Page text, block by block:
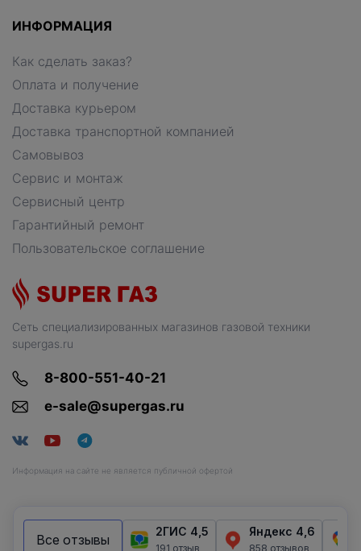
Сеть специализированных магазинов газовой техники
supergas.ru
8-800-551-40-21
e-sale@supergas.ru
Информация на сайте не является публичной офертой
ИНФОРМАЦИЯ
Как сделать заказ?
Оплата и получение
Доставка курьером
Доставка транспортной компанией
Самовывоз
Сервис и монтаж
Сервисный центр
Гарантийный ремонт
Пользовательское соглашение